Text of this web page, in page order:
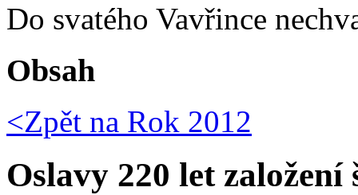
Do svatého Vavřince
Obsah
<Zpět na Rok 2012
Oslavy 220 let